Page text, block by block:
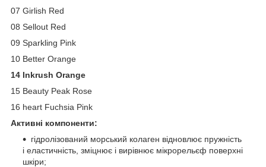
07 Girlish Red
08 Sellout Red
09 Sparkling Pink
10 Better Orange
14 Inkrush Orange
15 Beauty Peak Rose
16 heart Fuchsia Pink
Активні компоненти:
гідролізований морський колаген відновлює пружність
і еластичність, зміцнює і вирівнює мікрорельєф поверхні
шкіри;